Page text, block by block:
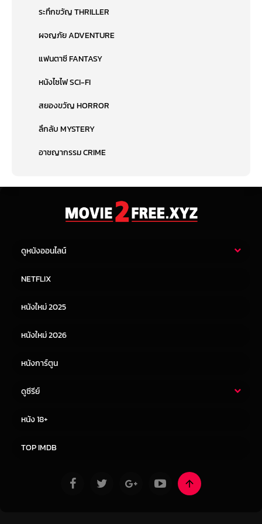
ระทึกขวัญ THRILLER
ผจญภัย ADVENTURE
แฟนตาซี FANTASY
หนังไซไฟ SCI-FI
สยองขวัญ HORROR
ลึกลับ MYSTERY
อาชญากรรม CRIME
ดูหนังออนไลน์
หนังจีน
NETFLIX
หนังใหม่ 2025
หนังใหม่ 2026
หนังการ์ตูน
ดูซีรีย์
หนัง 18+
TOP IMDB